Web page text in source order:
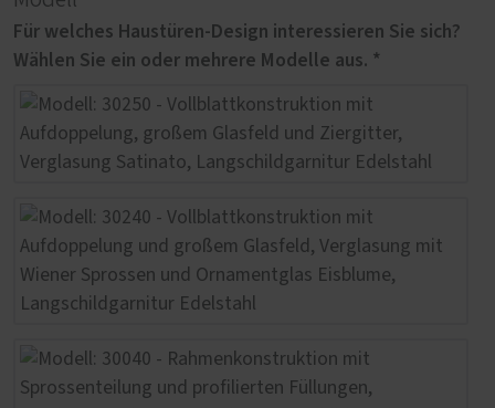
Für welches Haustüren-Design interessieren Sie sich?
Wählen Sie ein oder mehrere Modelle aus. *